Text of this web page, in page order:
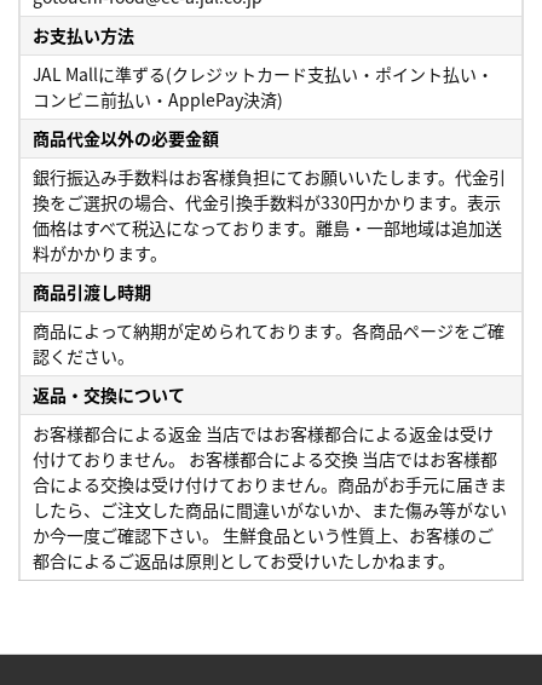
お支払い方法
JAL Mallに準ずる(クレジットカード支払い・ポイント払い・
コンビニ前払い・ApplePay決済)
商品代金以外の必要金額
銀行振込み手数料はお客様負担にてお願いいたします。代金引
換をご選択の場合、代金引換手数料が330円かかります。表示
価格はすべて税込になっております。離島・一部地域は追加送
料がかかります。
商品引渡し時期
商品によって納期が定められております。各商品ページをご確
認ください。
返品・交換について
お客様都合による返金 当店ではお客様都合による返金は受け
付けておりません。 お客様都合による交換 当店ではお客様都
合による交換は受け付けておりません。商品がお手元に届きま
したら、ご注文した商品に間違いがないか、また傷み等がない
か今一度ご確認下さい。 生鮮食品という性質上、お客様のご
都合によるご返品は原則としてお受けいたしかねます。